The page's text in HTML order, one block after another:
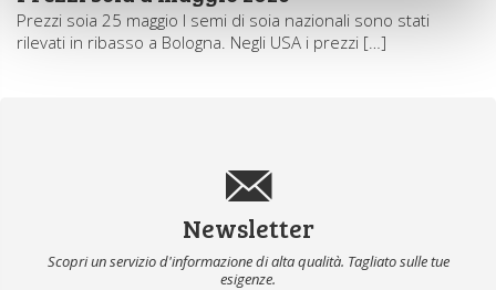
Prezzi soia 25 maggio I semi di soia nazionali sono stati
rilevati in ribasso a Bologna. Negli USA i prezzi […]
Newsletter
Scopri un servizio d'informazione di alta qualità. Tagliato sulle tue
esigenze.